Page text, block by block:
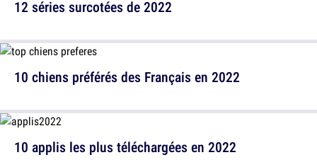
10 chiens préférés des Français en 2022
12 séries surcotées de 2022
10 applis les plus téléchargées en 2022